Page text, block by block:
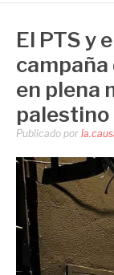
El PTS y
en plena
palestino
Publicado por